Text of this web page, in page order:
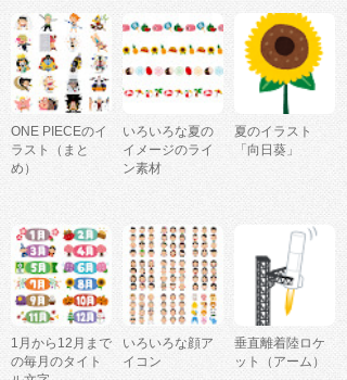
ONE PIECEのイ
ラスト（まと
め）
いろいろな夏の
イメージのライ
ン素材
夏のイラスト
「向日葵」
1月から12月まで
の毎月のタイト
いろいろな顔ア
イコン
垂直離着陸ロケ
ット（アーム）